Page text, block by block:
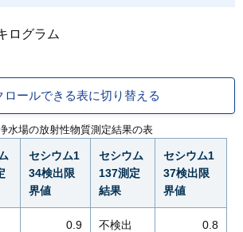
ログラム
ロールできる表に切り替える
水場の放射性物質測定結果の表
セシウム1
34検出限
界値
セシウム
137測定
結果
セシウム1
37検出限
界値
0.9 不検出 0.8